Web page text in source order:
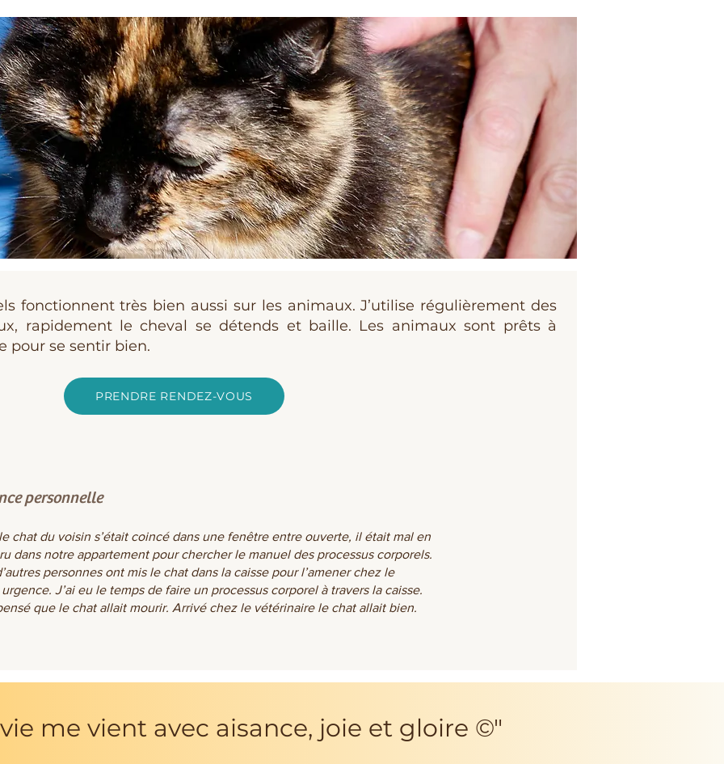
fonctionnent très bien aussi sur les animaux. J’utilise régulièrement des
rapidement le cheval se détends et baille. Les animaux sont prêts à
pour se sentir bien.
PRENDRE RENDEZ-VOUS
personnelle
chat du voisin s’était coincé dans une fenêtre entre ouverte, il était mal en
dans notre appartement pour chercher le manuel des processus corporels.
personnes ont mis le chat dans la caisse pour l’amener chez le
J’ai eu le temps de faire un processus corporel à travers la caisse.
que le chat allait mourir. Arrivé chez le vétérinaire le chat allait bien.
me vient avec aisance, joie et gloire ©"